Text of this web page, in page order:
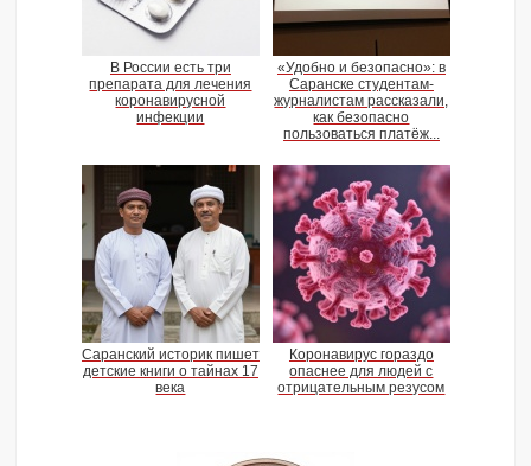
В России есть три
препарата для лечения
коронавирусной
инфекции
«Удобно и безопасно»: в
Саранске студентам-
журналистам рассказали,
как безопасно
пользоваться платёж...
Саранский историк пишет
детские книги о тайнах 17
века
Коронавирус гораздо
опаснее для людей с
отрицательным резусом